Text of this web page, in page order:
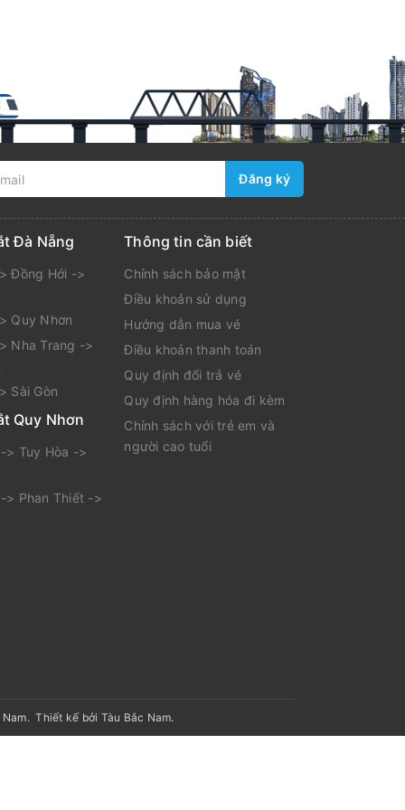
Đăng ký
Đà Nẵng
Đồng Hới ->
Quy Nhơn
Nha Trang ->
Sài Gòn
Quy Nhơn
> Tuy Hòa ->
> Phan Thiết ->
Thông tin cần biết
Chính sách bảo mật
Điều khoản sử dụng
Hướng dẫn mua vé
Điều khoản thanh toán
Quy định đổi trả vé
Quy định hàng hóa đi kèm
Chính sách với trẻ em và
người cao tuổi
.Thiết kế bởi Tàu Bắc Nam.